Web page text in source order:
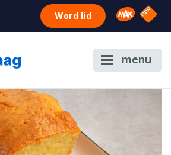
Word lid Omroep
NPO
menu